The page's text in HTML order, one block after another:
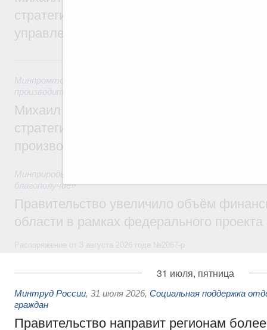
стратегической сессии о
управления научно-технологическим
Минпромторг России
производительности труда и поддержки занятости
Михаил Мишустин дал поручения по
стратегической сессии, посвящённой
производительности труда
Минприроды России
благополучие»
Правительство увеличило объём
области в рамках федерального
31 июля, пятница
Минтруд России, 31 июля 2026, Социальная поддержка
граждан
Правительство направит регионам